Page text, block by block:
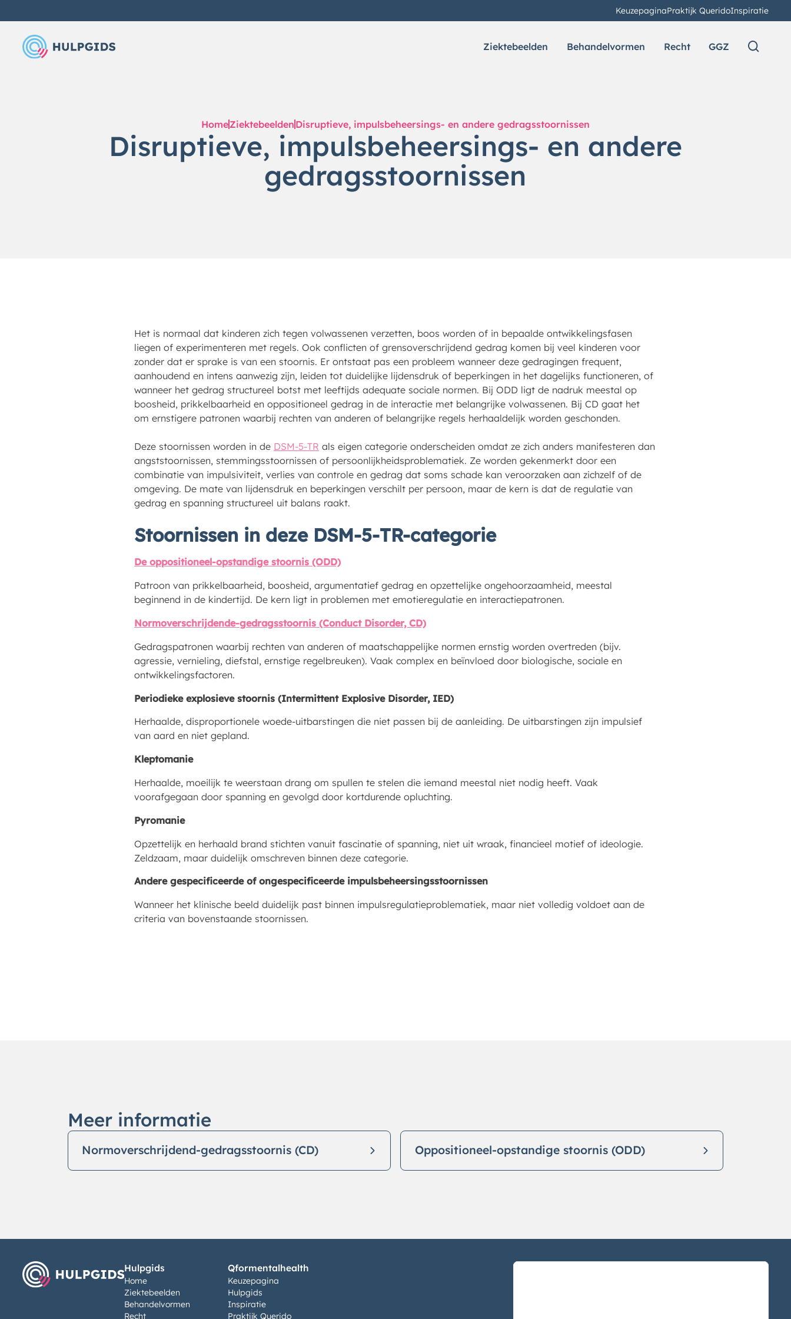
KeuzepaginaPraktijk QueridoInspiratie
Ziektebeelden Behandelvormen Recht GGZ
HomeZiektebeelden Disruptieve, impulsbeheersings- en andere gedragsstoornissen
Disruptieve, impulsbeheersings- en andere
gedragsstoornissen
Het is normaal dat kinderen zich tegen volwassenen verzetten, boos worden of in bepaalde ontwikkelingsfasen
liegen of experimenteren met regels. Ook conflicten of grensoverschrijdend gedrag komen bij veel kinderen voor
zonder dat er sprake is van een stoornis. Er ontstaat pas een probleem wanneer deze gedragingen frequent,
aanhoudend en intens aanwezig zijn, leiden tot duidelijke lijdensdruk of beperkingen in het dagelijks functioneren, of
wanneer het gedrag structureel botst met leeftijds adequate sociale normen. Bij ODD ligt de nadruk meestal op
boosheid, prikkelbaarheid en oppositioneel gedrag in de interactie met belangrijke volwassenen. Bij CD gaat het
om ernstigere patronen waarbij rechten van anderen of belangrijke regels herhaaldelijk worden geschonden.
Deze stoornissen worden in de DSM-5-TR als eigen categorie onderscheiden omdat ze zich anders manifesteren dan
angststoornissen, stemmingsstoornissen of persoonlijkheidsproblematiek. Ze worden gekenmerkt door een
combinatie van impulsiviteit, verlies van controle en gedrag dat soms schade kan veroorzaken aan zichzelf of de
omgeving. De mate van lijdensdruk en beperkingen verschilt per persoon, maar de kern is dat de regulatie van
gedrag en spanning structureel uit balans raakt.
Stoornissen in deze DSM-5-TR-categorie
De oppositioneel-opstandige stoornis (ODD)
Patroon van prikkelbaarheid, boosheid, argumentatief gedrag en opzettelijke ongehoorzaamheid, meestal
beginnend in de kindertijd. De kern ligt in problemen met emotieregulatie en interactiepatronen.
Normoverschrijdende-gedragsstoornis (Conduct Disorder, CD)
Gedragspatronen waarbij rechten van anderen of maatschappelijke normen ernstig worden overtreden (bijv.
agressie, vernieling, diefstal, ernstige regelbreuken). Vaak complex en beïnvloed door biologische, sociale en
ontwikkelingsfactoren.
Periodieke explosieve stoornis (Intermittent Explosive Disorder, IED)
Herhaalde, disproportionele woede-uitbarstingen die niet passen bij de aanleiding. De uitbarstingen zijn impulsief
van aard en niet gepland.
Kleptomanie
Herhaalde, moeilijk te weerstaan drang om spullen te stelen die iemand meestal niet nodig heeft. Vaak
voorafgegaan door spanning en gevolgd door kortdurende opluchting.
Pyromanie
Opzettelijk en herhaald brand stichten vanuit fascinatie of spanning, niet uit wraak, financieel motief of ideologie.
Zeldzaam, maar duidelijk omschreven binnen deze categorie.
Andere gespecificeerde of ongespecificeerde impulsbeheersingsstoornissen
Wanneer het klinische beeld duidelijk past binnen impulsregulatieproblematiek, maar niet volledig voldoet aan de
criteria van bovenstaande stoornissen.
Meer informatie
Normoverschrijdend-gedragsstoornis (CD) Oppositioneel-opstandige stoornis (ODD)
Hulpgids
Home
Ziektebeelden
Behandelvormen
Recht
Qformentalhealth
Keuzepagina
Hulpgids
Inspiratie
Praktijk Querido